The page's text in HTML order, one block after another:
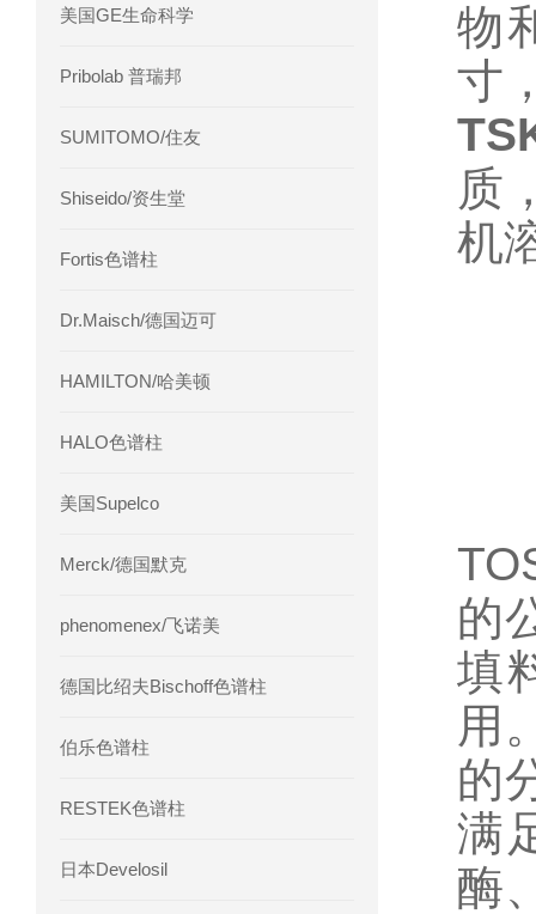
美国GE生命科学
Pribolab 普瑞邦
SUMITOMO/住友
Shiseido/资生堂
Fortis色谱柱
Dr.Maisch/德国迈可
HAMILTON/哈美顿
HALO色谱柱
美国Supelco
Merck/德国默克
phenomenex/飞诺美
德国比绍夫Bischoff色谱柱
伯乐色谱柱
RESTEK色谱柱
日本Develosil
物
寸
质
机
的
填
用
的
满
酶